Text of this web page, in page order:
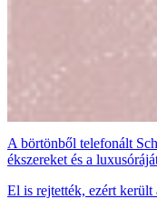
A börtönből telefonált
ékszereket és a
El is rejtették, ezért került